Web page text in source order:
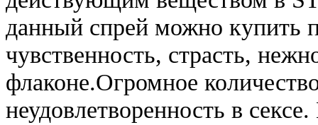
данный спрей можно купить
чувственность, страсть,
флаконе.Огромное
неудовлетворенность в